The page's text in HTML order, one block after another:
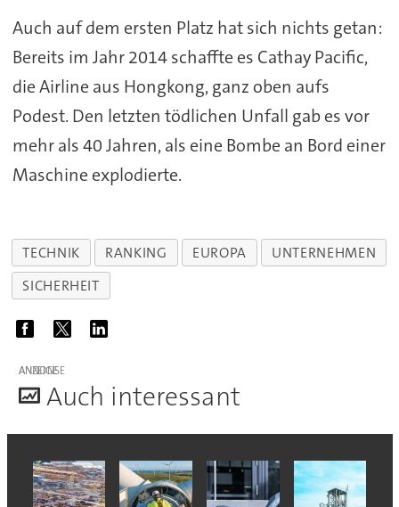
Auch auf dem ersten Platz hat sich nichts getan:
Bereits im Jahr 2014 schaffte es Cathay Pacific,
die Airline aus Hongkong, ganz oben aufs
Podest. Den letzten tödlichen Unfall gab es vor
mehr als 40 Jahren, als eine Bombe an Bord einer
Maschine explodierte.
TECHNIK RANKING EUROPA
UNTERNEHMEN
SICHERHEIT
ANZEIGE
Auch interessant